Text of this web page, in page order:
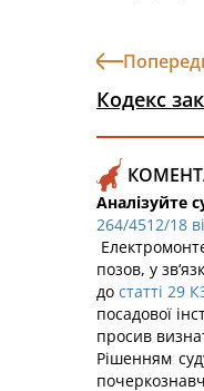
Кодекс
Аналізуйте
264/4512/18
позов, у
до статті 29
посадової
просив
Рішенням